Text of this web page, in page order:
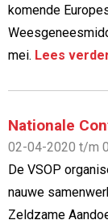
komende
mei. Lees
Nationale
02-04-2020 t/m
De VSOP
nauwe
Zeldzame